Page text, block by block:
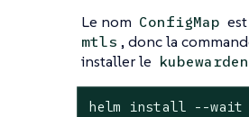
Le nom ConfigMap est
mtls , donc la
installer le
helm install --wait -